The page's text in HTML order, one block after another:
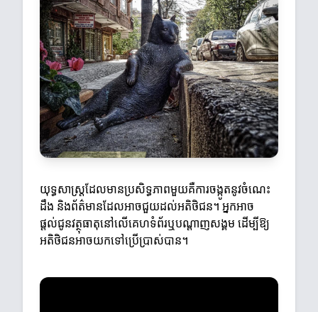
យុទ្ធសាស្ត្រដែលមានប្រសិទ្ធភាពមួយគឺការចង្កូតនូវចំណេះ
ដឹង និងព័ត៌មានដែលអាចជួយដល់អតិថិជន។ អ្នកអាច
ផ្តល់ជូនវត្ថុធាតុនៅលើគេហទំព័រឬបណ្តាញសង្គម ដើម្បីឱ្យ
អតិថិជនអាចយកទៅប្រើប្រាស់បាន។